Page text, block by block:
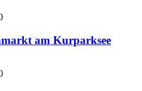
am Kurparksee